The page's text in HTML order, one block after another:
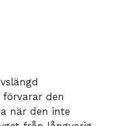
den
när den inte